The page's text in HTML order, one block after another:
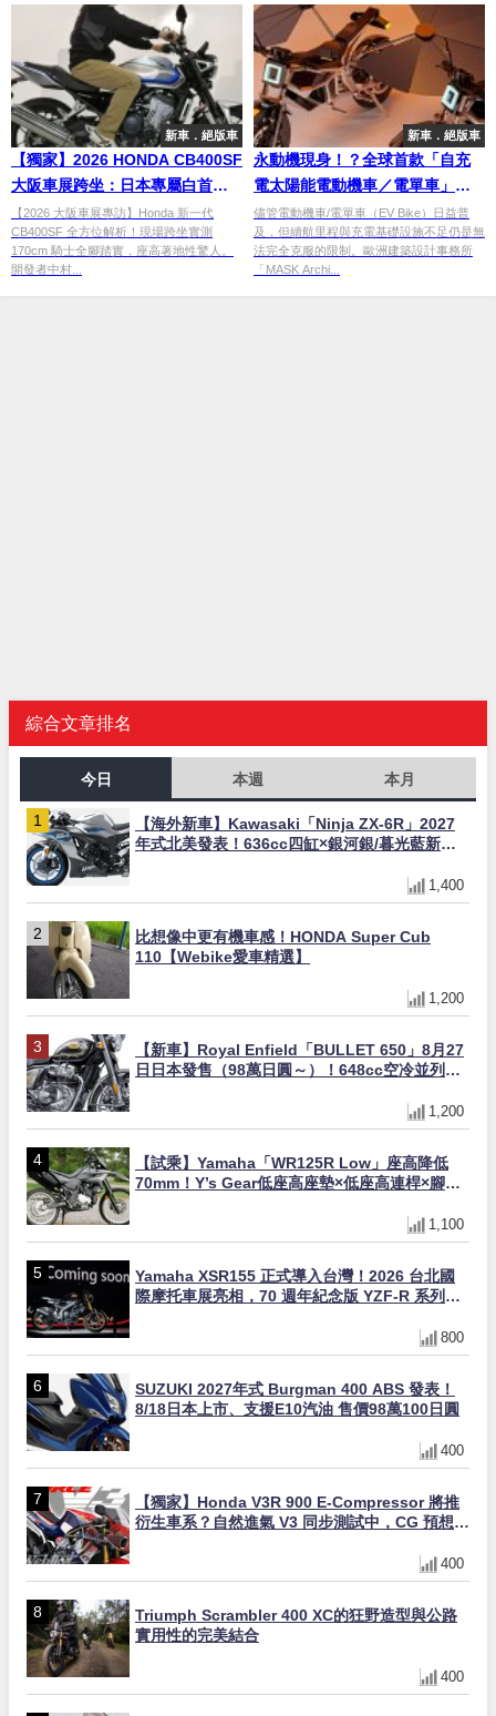
新車．絕版車
【獨家】2026 HONDA CB400SF
大阪車展跨坐：日本專屬白首
發、座高解析，開發者證實 TBW
模擬 VTEC 加速感
【2026 大阪車展專訪】Honda 新一代
CB400SF 全方位解析！現場跨坐實測
170cm 騎士全腳踏實，座高著地性驚人。
開發者中村...
新車．絕版車
永動機現身！？全球首款「自充
電太陽能電動機車／電單車」發
表，展開巨大面板即可無補給行
駛
儘管電動機車/電單車（EV Bike）日益普
及，但續航里程與充電基礎設施不足仍是無
法完全克服的限制。歐洲建築設計事務所
「MASK Archi...
綜合文章排名
今日 本週 本月
【海外新車】Kawasaki「Ninja ZX-6R」2027
年式北美發表！636cc四缸×銀河銀/暮光藍新色
1,400
比想像中更有機車感！HONDA Super Cub
110【Webike愛車精選】
1,200
【新車】Royal Enfield「BULLET 650」8月27
日日本發售（98萬日圓～）！648cc空冷並列雙
1,200
【試乘】Yamaha「WR125R Low」座高降低
70mm！Y’s Gear低座高座墊×低座高連桿×腳踏
1,100
Yamaha XSR155 正式導入台灣！2026 台北國
際摩托車展亮相，70 週年紀念版 YZF-R 系列限
800
SUZUKI 2027年式 Burgman 400 ABS 發表！
8/18日本上市、支援E10汽油 售價98萬100日圓
400
【獨家】Honda V3R 900 E-Compressor 將推
衍生車系？自然進氣 V3 同步測試中，CG 預想曝
400
Triumph Scrambler 400 XC的狂野造型與公路
實用性的完美結合
400